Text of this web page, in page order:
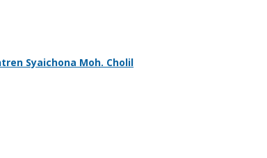
Syaichona Moh. Cholil